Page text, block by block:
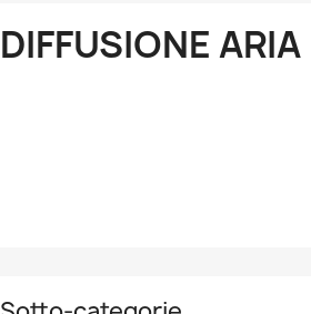
DIFFUSIONE ARIA